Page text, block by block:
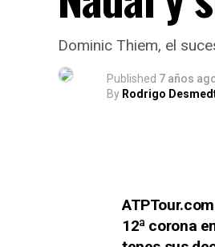
Dominic Thiem, el
Published 7 años
By Rodrigo
12ª corona